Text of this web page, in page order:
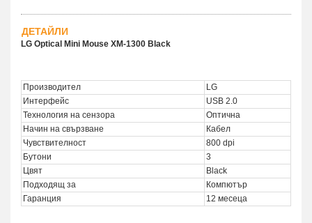
ДЕТАЙЛИ
LG Optical Mini Mouse XM-1300 Black
Производител
LG
Интерфейс
USB 2.0
Технология на сензора
Оптична
Начин на свързване
Кабел
Чувствителност
800 dpi
Бутони
3
Цвят
Black
Подходящ за
Компютър
Гаранция
12 месеца